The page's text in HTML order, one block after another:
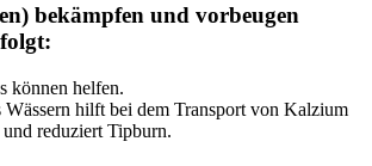
bekämpfen und vorbeugen
können helfen.
Wässern hilft bei dem Transport von Kalzium
reduziert Tipburn.